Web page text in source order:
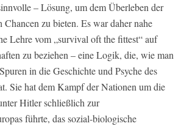
– Lösung, um dem Überleben der
zu bieten. Es war daher nahe
Lehre vom „survival oft the fittest“ auf
zu beziehen – eine Logik, die, wie man
in die Geschichte und Psyche des
Sie hat dem Kampf der Nationen um die
Hitler schließlich zur
führte, das sozial-biologische